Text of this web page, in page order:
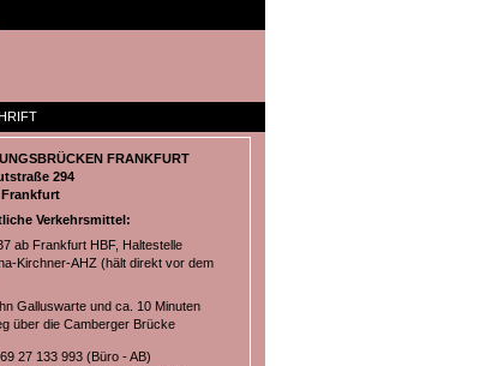
FRANKFURT
294
Frankfurt
Verkehrsmittel:
ab Frankfurt HBF, Haltestelle
Kirchner-AHZ (hält direkt vor dem
Galluswarte und ca. 10 Minuten
über die Camberger Brücke
27 133 993 (Büro - AB)